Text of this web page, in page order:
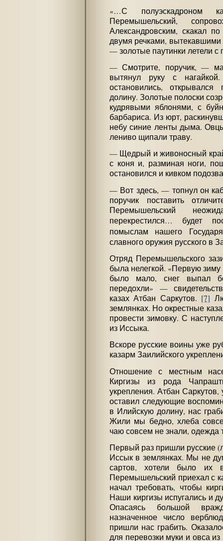
«…С полуэскадроном
Перемышельский,
Александровским, скакал
двумя речками,
— золотые паутинки летели с
— Смотрите, поручик, —
вытянул руку с
остановились,
долину. Золотые полоски
кудрявыми яблонями, с
барбариса. Из юрт,
небу синие ленты дыма.
лениво щипали траву.
— Щедрый и живоносный
с коня и, разминая ноги,
остановился и кивком
— Вот здесь, — топнул он
поручик поставить
Перемышельский
перекрестился… будет
помыслам нашего
славного оружия русского в
Отряд Перемышельского
была нелегкой. «Первую
было мало, снег выпал
передохли» —
казах Атбан Саркутов. [7]
землянках. Но окрестные
провести зимовку. С
из Иссыка.
Вскоре русские воины уже
казарм Заилийского
Отношение с местным
Киргизы из рода
укрепления. Атбан Саркутов,
оставил следующие
в Илийскую долину, нас
Жили мы бедно, хлеба
чаю совсем не знали,
Первый раз пришли русские
Иссык в землянках. Мы не
сартов, хотели было их
Перемышельский приехал с
начал требовать, чтобы
Наши киргизы испугались и
Опасаясь большой
назначенное число
пришли нас грабить.
для перевозки муки и овса